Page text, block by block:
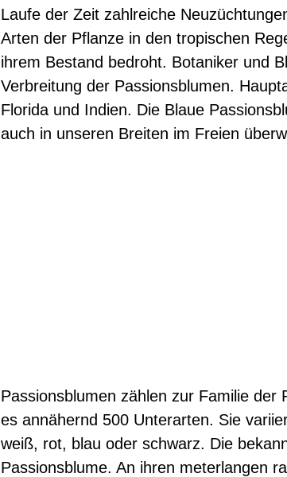
Laufe der Zeit zahlreiche
Arten der Pflanze in den tropischen
ihrem Bestand bedroht. Botaniker und
Verbreitung der Passionsblumen.
Florida und Indien. Die Blaue
auch in unseren Breiten im Freien
Passionsblumen zählen zur Familie der
es annähernd 500 Unterarten. Sie
weiß, rot, blau oder schwarz. Die
Passionsblume. An ihren meterlangen